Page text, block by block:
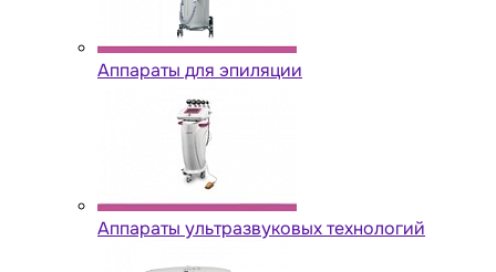
Аппараты для эпиляции
Аппараты ультразвуковых технологий